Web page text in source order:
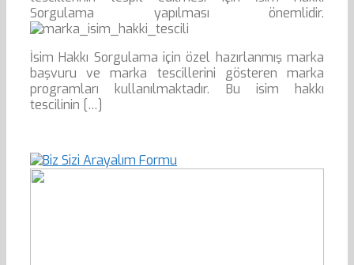
Sorgulama yapılması önemlidir.
İsim Hakkı Sorgulama için özel hazırlanmış marka
başvuru ve marka tescillerini gösteren marka
programları kullanılmaktadır. Bu isim hakkı
tescilinin […]